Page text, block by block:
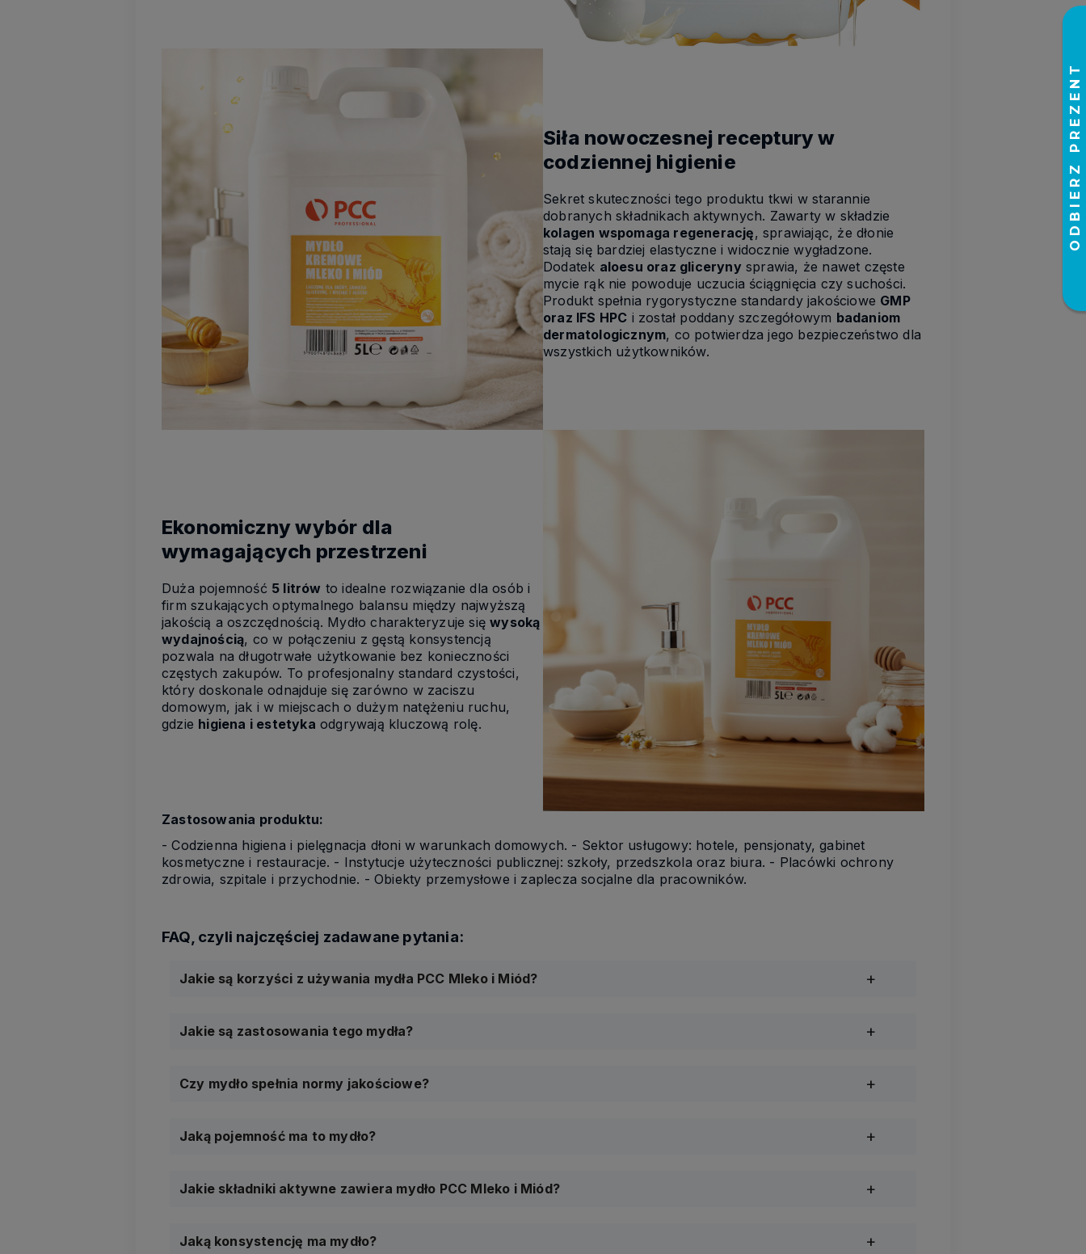
Siła nowoczesnej receptury w
codziennej higienie
Sekret skuteczności tego produktu tkwi w starannie
dobranych składnikach aktywnych. Zawarty w składzie
kolagen wspomaga regenerację, sprawiając, że dłonie
stają się bardziej elastyczne i widocznie wygładzone.
Dodatek aloesu oraz glicerynysprawia, że nawet częste
mycie rąk nie powoduje uczucia ściągnięcia czy suchości.
Produkt spełnia rygorystyczne standardy jakościowe GMP
oraz IFS HPC i został poddany szczegółowym badaniom
dermatologicznym, co potwierdza jego bezpieczeństwo dla
wszystkich użytkowników.
Ekonomiczny wybór dla
wymagających przestrzeni
Duża pojemność 5 litrów to idealne rozwiązanie dla osób i
firm szukających optymalnego balansu między najwyższą
jakością a oszczędnością. Mydło charakteryzuje sięwysoką
wydajnością, co w połączeniu z gęstą konsystencją
pozwala na długotrwałe użytkowanie bez konieczności
częstych zakupów. To profesjonalny standard czystości,
który doskonale odnajduje się zarówno w zaciszu
domowym, jak i w miejscach o dużym natężeniu ruchu,
gdzie higiena i estetyka odgrywają kluczową rolę.
Zastosowania produktu:
- Codzienna higiena i pielęgnacja dłoni w warunkach domowych. - Sektor usługowy: hotele, pensjonaty, gabinet
kosmetyczne i restauracje. - Instytucje użyteczności publicznej: szkoły, przedszkola oraz biura. - Placówki ochrony
zdrowia, szpitale i przychodnie. - Obiekty przemysłowe i zaplecza socjalne dla pracowników.
Jakie są korzyści z używania mydła PCC Mleko i Miód?
Jakie są zastosowania tego mydła?
Czy mydło spełnia normy jakościowe?
Jaką pojemność ma to mydło?
Jakie składniki aktywne zawiera mydło PCC Mleko i Miód?
Jaką konsystencję ma mydło?